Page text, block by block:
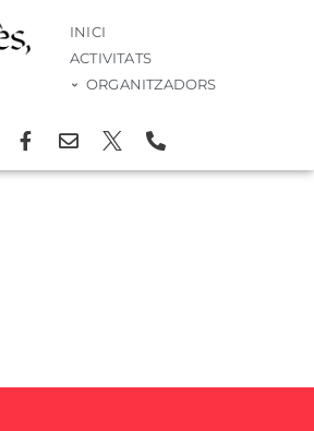
INICI
ACTIVITATS
ORGANITZADORS